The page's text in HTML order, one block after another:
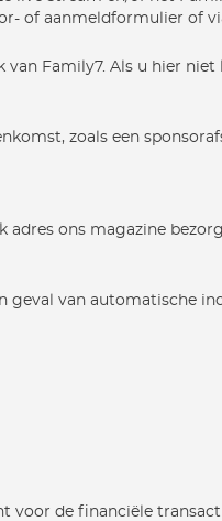
of aanmeldformulier of
Family7. Als u hier
zoals een
ons magazine
van automatische
voor de financiële